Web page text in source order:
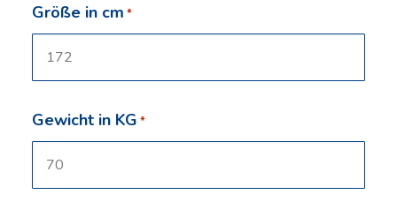
Größe in cm *
Gewicht in KG *